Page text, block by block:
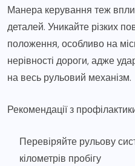
Манера керування теж
деталей. Уникайте різких
положення, особливо на
нерівності дороги, адже
на весь рульовий механізм.
Рекомендації з
Перевіряйте рульову
кілометрів пробігу